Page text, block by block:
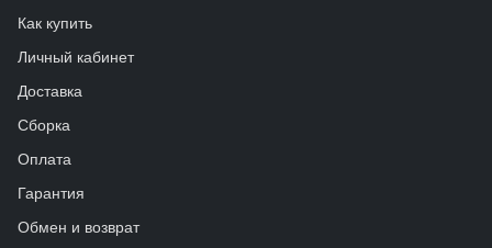
Как купить
Личный кабинет
Доставка
Сборка
Оплата
Гарантия
Обмен и возврат